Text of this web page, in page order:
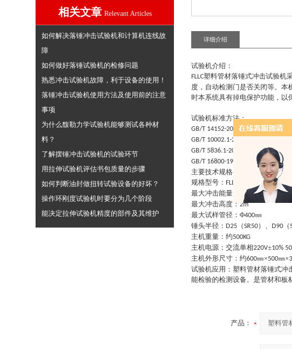
相关文章 Relevant Articles
如何解决落锤冲击试验机和计算机连线故
障
如何做好落锤试验机的检修问题
熟悉冲击试验机故障，利于设备的使用！
落锤冲击试验机使用方法及使用前的注意
事项
为什么馥勒力学试验机能够测试各种材
料？
了解摆锤冲击试验机的试验环节
用拉伸试验机评估书包质量的步骤
如何判断油封做扭转试验设备的好坏？
操作环刚度试验机时要分为几个阶段
能决定拉伸试验机精度的部件及其维护
详细介绍
试验机介绍 ：
FLLC塑料管材落锤式冲击试验机
度，自动检测门是否关闭等。本
时本系统具有掉电保护功能，以
试验机标准方法：
GB/T 14152-2001《热塑性塑料管
GB/T 10002.1-2006
《给水用硬聚
GB/T 5836.1-2006
《建筑排水用
GB/T 16800-1997
《排水用芯层
主要技术规格参数
规格型号 ： FLLC1203
最大冲击能量
300J
最大冲击高度 ： 2m
最大试样管径 ： Φ400㎜
锤头半径 ： D25 （SR50）、 D90 （
主机重量 ： 约500KG
主机电源 ： 交流单相220V±10%
主机外形尺寸 ： 约600㎜×500㎜×
试验机应用 ： 塑料管材落锤式冲
能检验的检测设备。是管材和板
产品：